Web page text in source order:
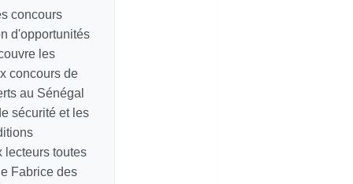
concours
d'opportunités
les
concours de
au Sénégal
sécurité et les
lecteurs toutes
Fabrice des